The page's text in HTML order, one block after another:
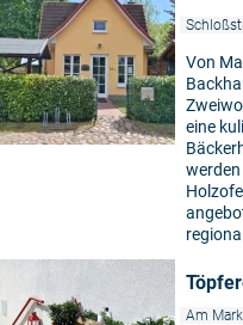
Von
eine
Am